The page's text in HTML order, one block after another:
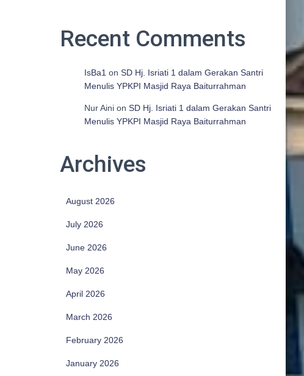
Recent Comments
IsBa1 on SD Hj. Isriati 1 dalam Gerakan Santri
Menulis YPKPI Masjid Raya Baiturrahman
Nur Ainion SD Hj. Isriati 1 dalam Gerakan Santri
Menulis YPKPI Masjid Raya Baiturrahman
Archives
August 2026
July 2026
June 2026
May 2026
April 2026
March 2026
February 2026
January 2026